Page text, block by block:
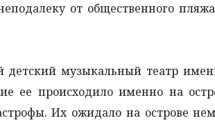
от общественного
детский музыкальный театр
ее происходило именно на
Их ожидало на острове